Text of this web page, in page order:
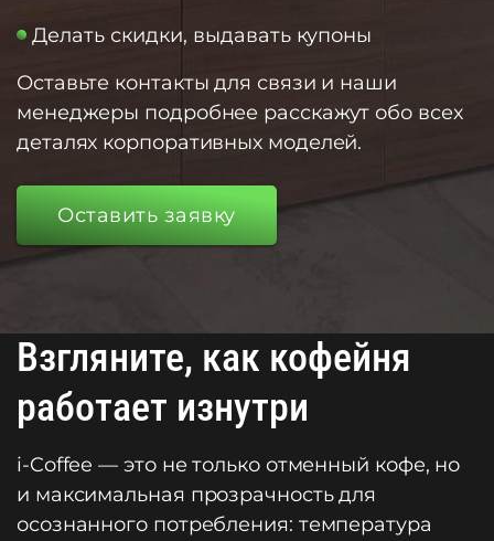
Делать скидки, выдавать купоны
Оставьте контакты для связи и наши
менеджеры подробнее расскажут обо всех
деталях корпоративных моделей.
Оставить заявку
Взгляните, как кофейня
работает изнутри
i-Coffee — это не только отменный кофе, но
и максимальная прозрачность для
осознанного потребления: температура